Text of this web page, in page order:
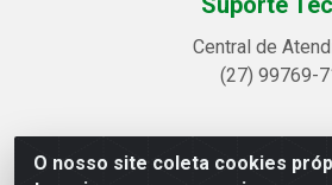
O nosso site coleta cookies
Central de
(27) 99769-
Linhavix Distribuidora LTDA -